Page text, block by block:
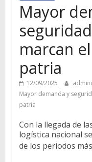
Mayor
marcan
patria
12/09/2025
Mayor demanda y
patria
Con la llegada de
logística nacional
de los periodos más